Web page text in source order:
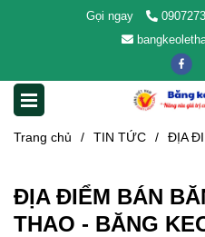
Gọi ngay
Trang chủ / TIN TỨC / ĐỊA
ĐỊA ĐIỂM BÁN
THAO - BĂNG